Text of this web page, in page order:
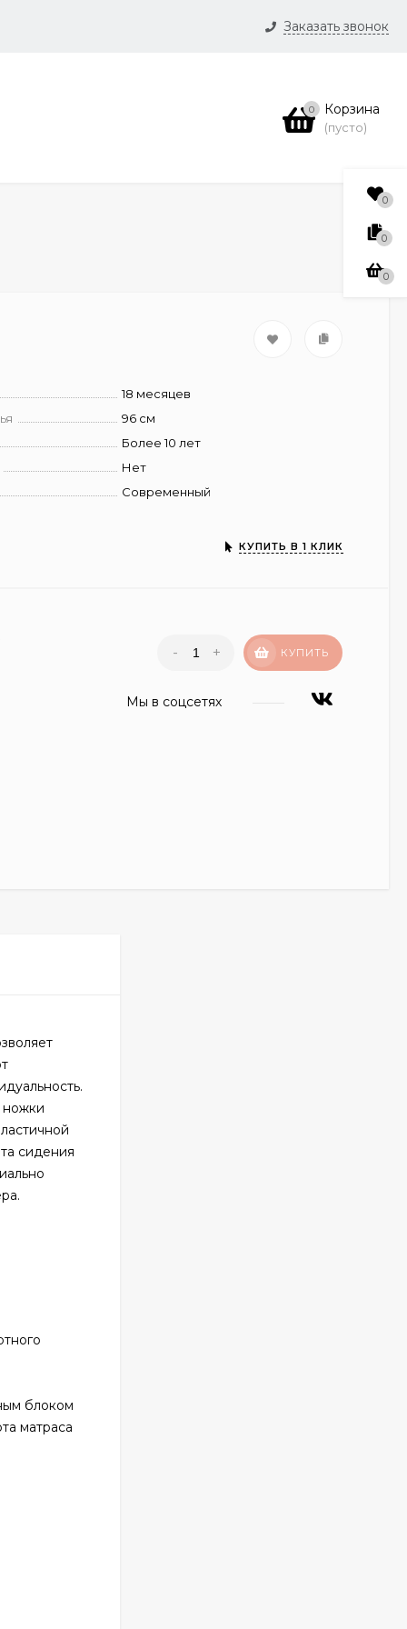
Заказать звонок
0 Корзина
(пусто)
18 месяцев
96 см
Более 10 лет
Нет
Современный
КУПИТЬ В 1 КЛИК
- + КУПИТЬ
Мы в соцсетях
ножки
сидения
блоком
матраса
0
0
0